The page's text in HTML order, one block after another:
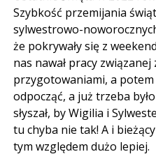
Szybkość przemijania
sylwestrowo-
że pokrywały się z
nas nawał pracy
przygotowaniami, a
odpocząć, a już trzeba
słyszał, by Wigilia i
tu chyba nie tak! A i
tym względem dużo lepiej.